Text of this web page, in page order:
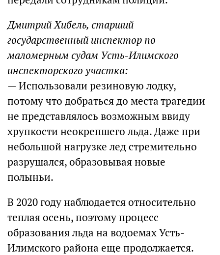
Дмитрий Хибель, старший
государственный инспектор по
маломерным судам Усть-Илимского
инспекторского участка:
— Использовали резиновую лодку,
потому что добраться до места трагедии
не представлялось возможным ввиду
хрупкости неокрепшего льда. Даже при
небольшой нагрузке лед стремительно
разрушался, образовывая новые
полыньи.
В 2020 году наблюдается относительно
теплая осень, поэтому процесс
образования льда на водоемах Усть-
Илимского района еще продолжается.